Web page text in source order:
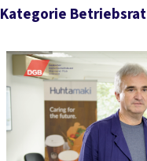
Kategorie Betriebsrat